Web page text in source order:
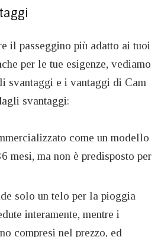
il passeggino più adatto ai tuoi
per le tue esigenze, vediamo
svantaggi e i vantaggi di Cam
svantaggi:
come un modello
mesi, ma non è predisposto per
solo un telo per la pioggia
interamente, mentre i
compresi nel prezzo, ed